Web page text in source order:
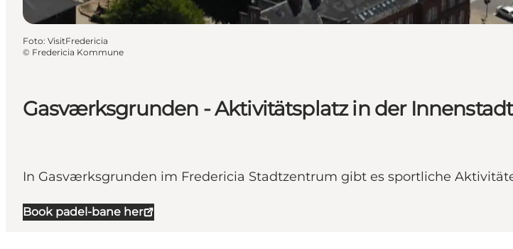
Gasværksgrunden - Aktivitätsplatz in der Innenstadt
In Gasværksgrunden im Fredericia Stadtzentrum gibt es sportliche
Book padel-bane her
Foto: VisitFredericia
© Fredericia Kommune